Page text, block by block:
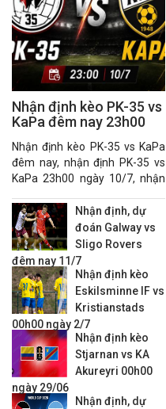
Nhận định kèo PK-35 vs
KaPa đêm nay 23h00
Nhận định kèo PK-35 vs KaPa
đêm nay, nhận định PK-35 vs
KaPa 23h00 ngày 10/7, nhận
Nhận định, dự
đoán Galway vs
Sligo Rovers
đêm nay 11/7
Nhận định kèo
Eskilsminne IF vs
Kristianstads
00h00 ngày 2/7
Nhận định kèo
Stjarnan vs KA
Akureyri 00h00
ngày 29/06
Nhận định, dự